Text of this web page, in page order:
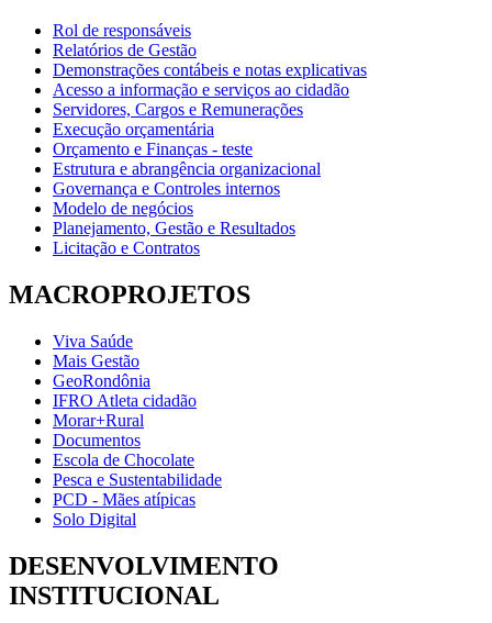
Rol de responsáveis
Relatórios de Gestão
Demonstrações contábeis e notas explicativas
Acesso a informação e serviços ao cidadão
Servidores, Cargos e Remunerações
Execução orçamentária
Orçamento e Finanças - teste
Estrutura e abrangência organizacional
Governança e Controles internos
Modelo de negócios
Planejamento, Gestão e Resultados
Licitação e Contratos
MACROPROJETOS
Viva Saúde
Mais Gestão
GeoRondônia
IFRO Atleta cidadão
Morar+Rural
Documentos
Escola de Chocolate
Pesca e Sustentabilidade
PCD - Mães atípicas
Solo Digital
DESENVOLVIMENTO
INSTITUCIONAL